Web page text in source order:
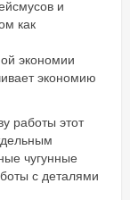
и
как
экономии
экономию
работы этот
чугунные
с деталями